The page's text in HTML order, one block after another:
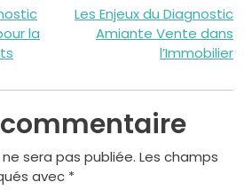
la
Les Enjeux du Diagnostic
Amiante Vente dans
l’Immobilier
sera pas publiée. Les champs
avec *